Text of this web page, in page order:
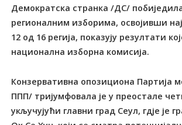
Демократска странка /ДС/
регионалним изборима, освојивши
12 од 16 регија, показују резултати
национална изборна комисија.
Конзервативна опозициона Партија
ППП/ тријумфовала је у преостале
укључујући главни град Сеул, гдје је